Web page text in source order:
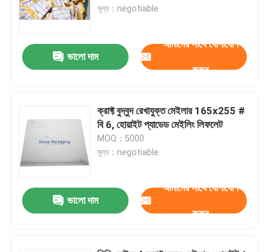
মূল্য：negotiable
ভালো দাম
আমাদের সাথে যোগাযোগ
করুন
ক্রাফ্ট বুদ্বুদ রেখাযুক্ত মেইলার 165x255 #
বি 6, হোয়াইট প্যাডেড মেইলিং লিফলেট
MOQ：5000
মূল্য：negotiable
ভালো দাম
আমাদের সাথে যোগাযোগ
করুন